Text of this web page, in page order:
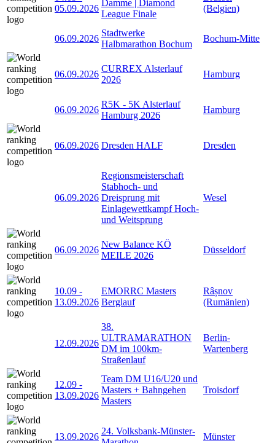
05.09.2026
Damme | Diamond
League Finale
(Belgien)
06.09.2026
Stadtwerke
Halbmarathon Bochum
Bochum-Mitte
06.09.2026
CURREX Alsterlauf
2026
Hamburg
06.09.2026
R5K - 5K Alsterlauf
Hamburg 2026
Hamburg
06.09.2026 Dresden HALF Dresden
06.09.2026
Regionsmeisterschaft
Stabhoch- und
Dreisprung mit
Einlagewettkampf Hoch-
und Weitsprung
Wesel
06.09.2026
New Balance KÖ
MEILE 2026
Düsseldorf
10.09 -
13.09.2026
EMORRC Masters
Berglauf
Râșnov
(Rumänien)
12.09.2026
38.
ULTRAMARATHON
DM im 100km-
Straßenlauf
Berlin-
Wartenberg
12.09 -
13.09.2026
Team DM U16/U20 und
Masters + Bahngehen
Masters
Troisdorf
13.09.2026
24. Volksbank-Münster-
Münster